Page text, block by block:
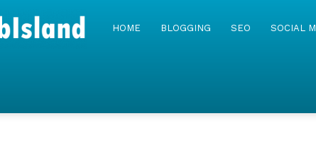
MyWebIsland
HOME BLOGGING SEO SOCIAL